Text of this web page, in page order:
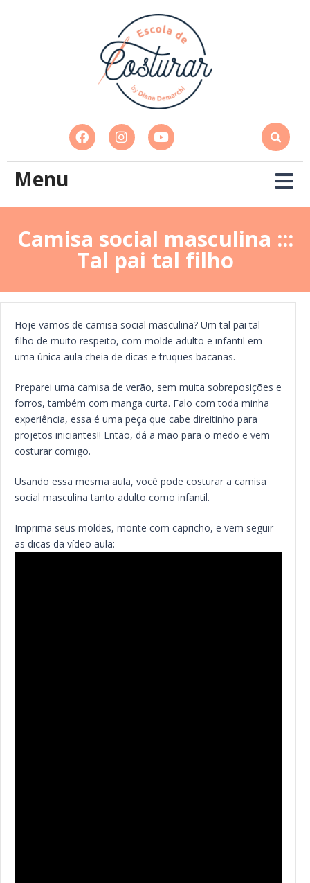
Menu
Camisa social masculina :::
Tal pai tal filho
Hoje vamos de camisa social masculina? Um tal pai tal
filho de muito respeito, com molde adulto e infantil em
uma única aula cheia de dicas e truques bacanas.
Preparei uma camisa de verão, sem muita sobreposições e
forros, também com manga curta. Falo com toda minha
experiência, essa é uma peça que cabe direitinho para
projetos iniciantes!! Então, dá a mão para o medo e vem
costurar comigo.
Usando essa mesma aula, você pode costurar a camisa
social masculina tanto adulto como infantil.
Imprima seus moldes, monte com capricho, e vem seguir
as dicas da vídeo aula: